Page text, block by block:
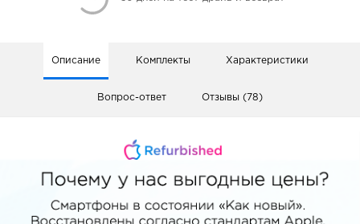
Описание Комплекты Характеристики
Вопрос-ответ Отзывы (78)